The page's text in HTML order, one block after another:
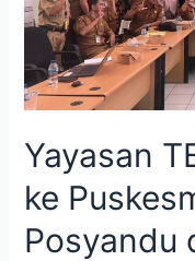
Yayasan
ke
Posyandu